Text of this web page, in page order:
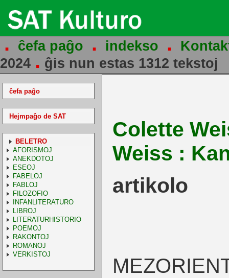
. ĉefa paĝo . indekso .
2024 . ĝis nun estas 1312 tekstoj
ĉefa paĝo
Hejmpaĝo de SAT
BELETRO
AFORISMOJ
ANEKDOTOJ
ESEOJ
FABELOJ
FABLOJ
FILOZOFIO
INFANLITERATURO
LIBROJ
LITERATURHISTORIO
POEMOJ
RAKONTOJ
ROMANOJ
VERKISTOJ
Colette
Weiss :
artikolo